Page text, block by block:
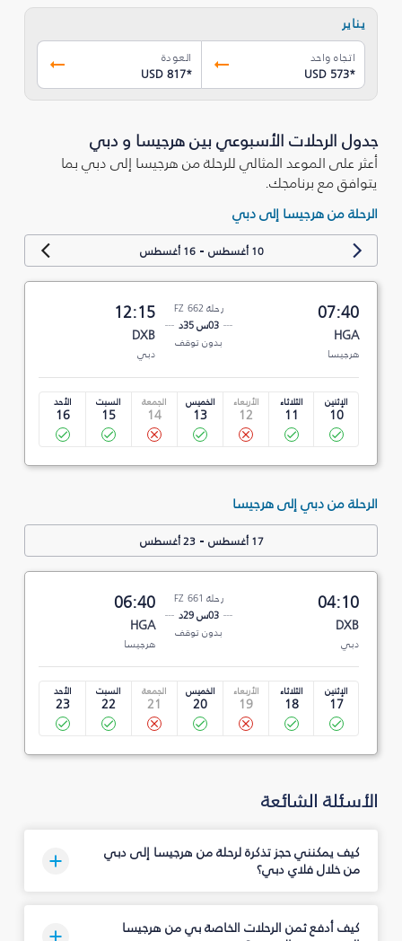
يناير
اتجاه واحد
USD 573*
العودة
USD 817*
جدول الرحلات الأسبوعي بين هرجيسا و دبي
أعثر على الموعد المثالي للرحلة من هرجيسا إلى دبي بما
يتوافق مع برنامجك.
الرحلة من هرجيسا إلى دبي
10 أغسطس -16 أغسطس
07:40
HGA
هرجيسا
رحلة FZ 662
03س 35د
بدون توقف
12:15
DXB
دبي
الإثنين
10
الثلاثاء
11
الأربعاء
12
الخميس
13
الجمعة
14
السبت
15
الأحد
16
الرحلة من دبي إلى هرجيسا
17 أغسطس -23 أغسطس
04:10
DXB
دبي
رحلة FZ 661
03س 29د
بدون توقف
06:40
HGA
هرجيسا
الإثنين
17
الثلاثاء
18
الأربعاء
19
الخميس
20
الجمعة
21
السبت
22
الأحد
23
الأسئلة الشائعة
كيف يمكنني حجز تذكرة لرحلة من هرجيسا إلى دبي
من خلال فلاي دبي؟
كيف أدفع ثمن الرحلات الخاصة بي من هرجيسا